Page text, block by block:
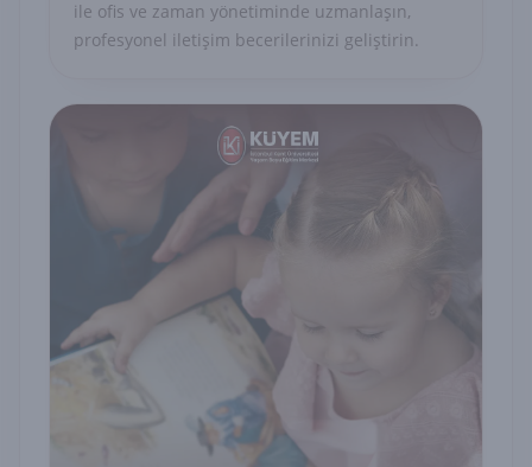
ile ofis ve zaman yönetiminde uzmanlaşın,
profesyonel iletişim becerilerinizi geliştirin.